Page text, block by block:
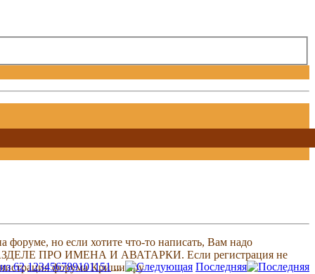
но если хотите что-то написать, Вам надо
РАЗДЕЛЕ ПРО ИМЕНА И АВАТАРКИ. Если регистрация не
форума Кришна.ру
62 123456789101151 ... Последняя